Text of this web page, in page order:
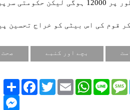
لہر دوڑ گئی۔ جوتوں کی لاگت ابتدائی طور پر
قوم کی اس بیٹی کو خراج تحسین
بچے اور کنبے صحت
ShareFacebook
TwitterEmailWhatsApp
Line
Messenger